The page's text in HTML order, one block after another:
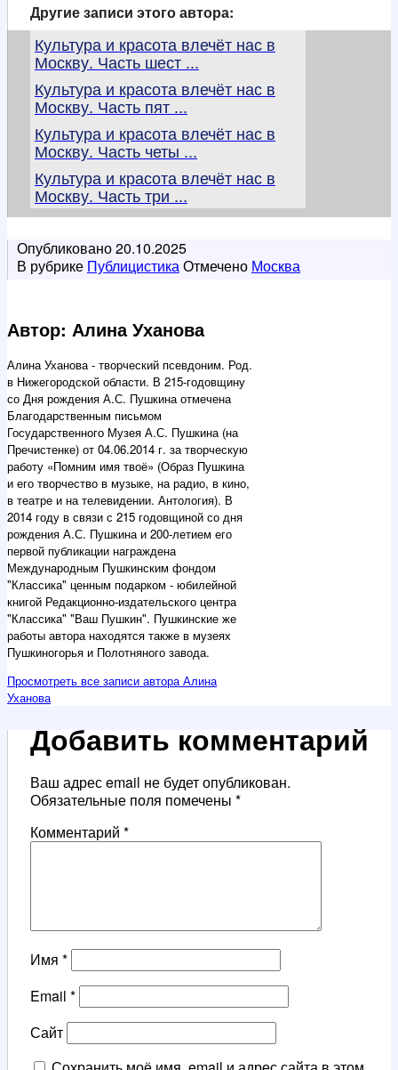
Другие записи этого автора:
Культура и красота влечёт нас в
Москву. Часть шест ...
Культура и красота влечёт нас в
Москву. Часть пят ...
Культура и красота влечёт нас в
Москву. Часть четы ...
Культура и красота влечёт нас в
Москву. Часть три ...
Опубликовано20.10.2025
В рубрике ПублицистикаОтмечено Москва
Автор: Алина Уханова
Алина Уханова - творческий псевдоним. Род.
в Нижегородской области. В 215-годовщину
со Дня рождения А.С. Пушкина отмечена
Благодарственным письмом
Государственного Музея А.С. Пушкина (на
Пречистенке) от 04.06.2014 г. за творческую
работу «Помним имя твоё» (Образ Пушкина
и его творчество в музыке, на радио, в кино,
в театре и на телевидении. Антология). В
2014 году в связи с 215 годовщиной со дня
рождения А.С. Пушкина и 200-летием его
первой публикации награждена
Международным Пушкинским фондом
"Классика" ценным подарком - юбилейной
книгой Редакционно-издательского центра
"Классика" "Ваш Пушкин". Пушкинские же
работы автора находятся также в музеях
Пушкиногорья и Полотняного завода.
Просмотреть все записи автора Алина
Уханова
Добавить комментарий
Ваш адрес email не будет опубликован.
Обязательные поля помечены *
Комментарий *
Имя *
Email *
Сайт